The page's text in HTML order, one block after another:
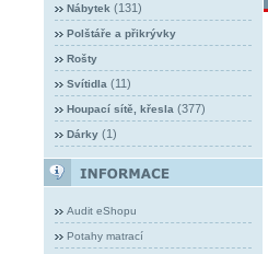
Nábytek (131)
Polštáře a přikrývky
Rošty
Svítidla (11)
Houpací sítě, křesla (377)
Dárky(1)
Audit eShopu
Potahy matrací